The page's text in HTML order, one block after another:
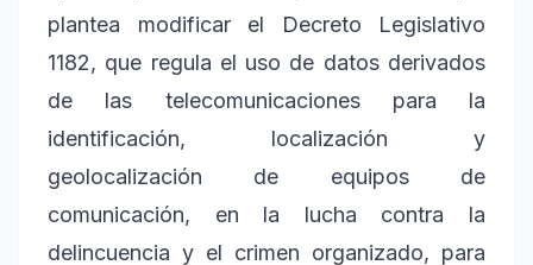
plantea modificar el Decreto Legislativo
1182, que regula el uso de datos derivados
de las telecomunicaciones para la
identificación, localización y
geolocalización de equipos de
comunicación, en la lucha contra la
delincuencia y el crimen organizado, para